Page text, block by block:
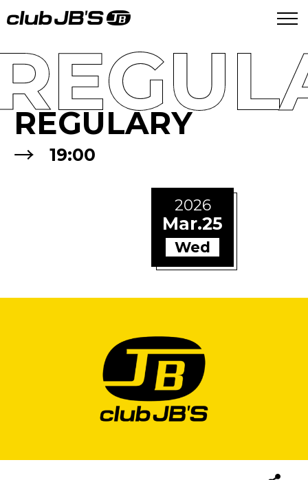
REGULARY
→ 19:00
2026
Mar.25
Wed